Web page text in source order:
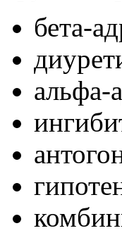
бета-
альфа-